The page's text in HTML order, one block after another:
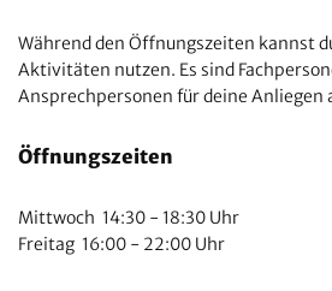
Während den Öffnungszeiten kannst
Aktivitäten nutzen. Es sind
Ansprechpersonen für deine Anliegen
Öffnungszeiten
Mittwoch 14:30 - 18:30 Uhr
Freitag 16:00 - 22:00 Uhr